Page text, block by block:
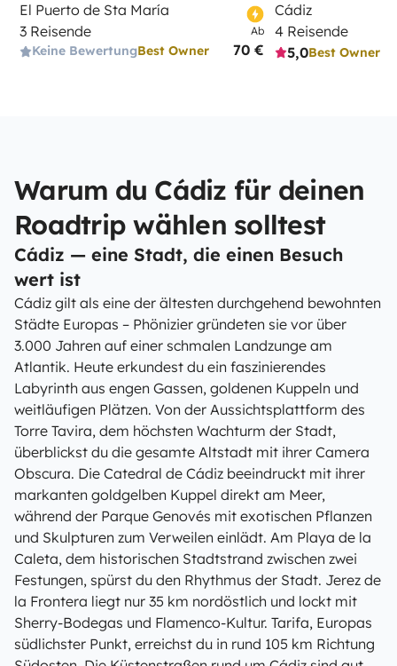
El Puerto de Sta María
3 Reisende
Keine BewertungBest Owner
Ab
70 €
Cádiz
4 Reisende
5,0Best Owner
Warum du Cádiz für deinen
Roadtrip wählen solltest
Cádiz — eine Stadt, die einen Besuch
wert ist
Cádiz gilt als eine der ältesten durchgehend bewohnten
Städte Europas – Phönizier gründeten sie vor über
3.000 Jahren auf einer schmalen Landzunge am
Atlantik. Heute erkundest du ein faszinierendes
Labyrinth aus engen Gassen, goldenen Kuppeln und
weitläufigen Plätzen. Von der Aussichtsplattform des
Torre Tavira, dem höchsten Wachturm der Stadt,
überblickst du die gesamte Altstadt mit ihrer Camera
Obscura. Die Catedral de Cádiz beeindruckt mit ihrer
markanten goldgelben Kuppel direkt am Meer,
während der Parque Genovés mit exotischen Pflanzen
und Skulpturen zum Verweilen einlädt. Am Playa de la
Caleta, dem historischen Stadtstrand zwischen zwei
Festungen, spürst du den Rhythmus der Stadt. Jerez de
la Frontera liegt nur 35 km nordöstlich und lockt mit
Sherry-Bodegas und Flamenco-Kultur. Tarifa, Europas
südlichster Punkt, erreichst du in rund 105 km Richtung